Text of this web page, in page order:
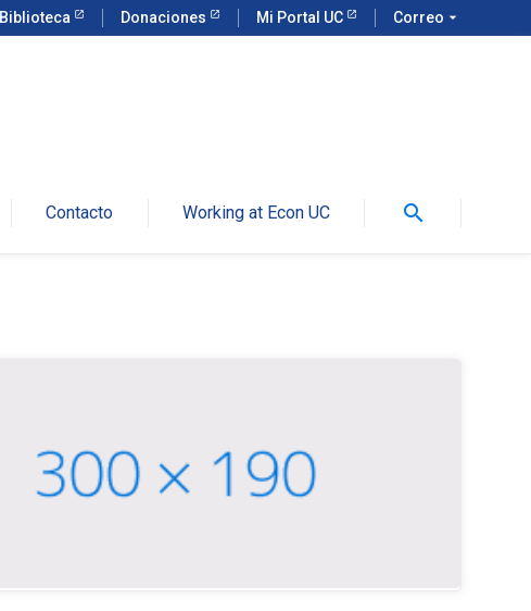
Biblioteca Donaciones Mi Portal UC Correo arrow_drop_down
Contacto Working at Econ UC search